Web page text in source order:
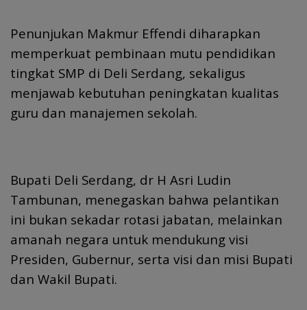
Penunjukan Makmur Effendi diharapkan
memperkuat pembinaan mutu pendidikan
tingkat SMP di Deli Serdang, sekaligus
menjawab kebutuhan peningkatan kualitas
guru dan manajemen sekolah.
Bupati Deli Serdang, dr H Asri Ludin
Tambunan, menegaskan bahwa pelantikan
ini bukan sekadar rotasi jabatan, melainkan
amanah negara untuk mendukung visi
Presiden, Gubernur, serta visi dan misi Bupati
dan Wakil Bupati.